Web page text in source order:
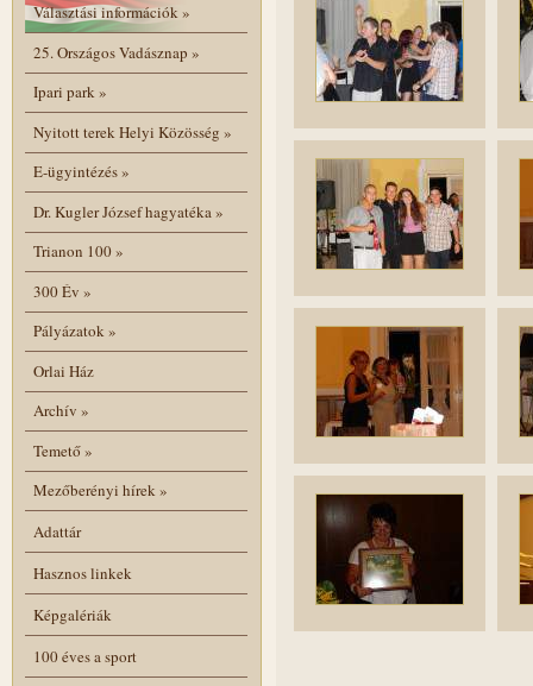
Választási információk»
25. Országos Vadásznap »
Ipari park»
Nyitott terek Helyi Közösség »
E-ügyintézés»
Dr. Kugler József hagyatéka»
Trianon 100»
300 Év »
Pályázatok»
Orlai Ház
Archív »
Temető»
Mezőberényi hírek»
Adattár
Hasznos linkek
Képgalériák
100 éves a sport